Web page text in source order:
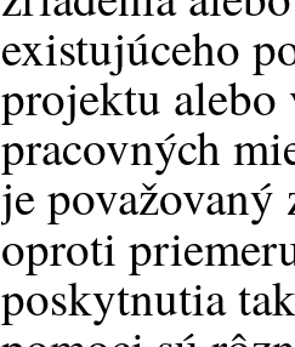
existujúceho
projektu
pracovných
je považovaný
oproti
poskytnutia